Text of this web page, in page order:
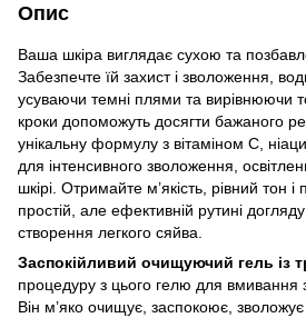
Опис
Ваша шкіра виглядає сухою та
Забезпечте їй захист і зволоження,
усуваючи темні плями та вирівнюючи
кроки допоможуть досягти бажаного
унікальну формулу з вітаміном С,
для інтенсивного зволоження,
шкірі. Отримайте м’якість, рівний тон
простій, але ефективній рутині
створення легкого сяйва.
Заспокійливий очищуючий гель із
процедуру з цього гелю для вмивання
Він м’яко очищує, заспокоює,